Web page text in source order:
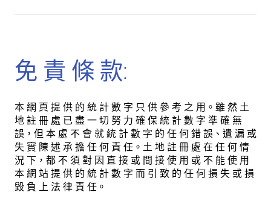
免 責 條 款:
本 網 頁 提 供 的 統 計 數 字 只 供 參 考 之 用。雖 然 土
地 註 冊 處 已 盡 一 切 努 力 確 保 統 計 數 字 準 確 無
誤，但 本 處 不 會 就 統 計 數 字 的 任 何 錯 誤、遺 漏 或
失 實 陳 述 承 擔 任 何 責 任。土 地 註 冊 處 在 任 何 情
況 下，都 不 須 對 因 直 接 或 間 接 使 用 或 不 能 使 用
本 網 站 提 供 的 統 計 數 字 而 引 致 的 任 何 損 失 或 損
毀 負 上 法 律 責 任。